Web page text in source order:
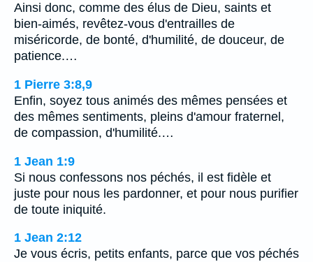
Ainsi donc, comme des élus de Dieu, saints et
bien-aimés, revêtez-vous d'entrailles de
miséricorde, de bonté, d'humilité, de douceur, de
patience.…
1 Pierre 3:8,9
Enfin, soyez tous animés des mêmes pensées et
des mêmes sentiments, pleins d'amour fraternel,
de compassion, d'humilité.…
1 Jean 1:9
Si nous confessons nos péchés, il est fidèle et
juste pour nous les pardonner, et pour nous purifier
de toute iniquité.
1 Jean 2:12
Je vous écris, petits enfants, parce que vos péchés